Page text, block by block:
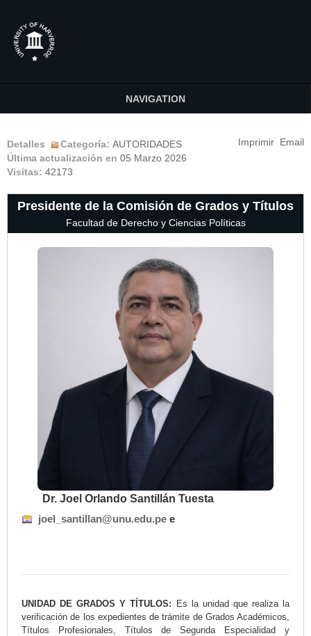
NAVIGATION
Imprimir Email
Detalles Categoría: AUTORIDADES
Última actualización en 05 Marzo 2026
Visitas: 42173
Presidente de la Comisión de Grados y Títulos
Facultad de Derecho y Ciencias Políticas
Dr. Joel Orlando Santillán Tuesta
joel_santillan@unu.edu.pe e
UNIDAD DE GRADOS Y TÍTULOS: Es la unidad que realiza la
verificación de los expedientes de trámite de Grados Académicos,
Títulos Profesionales, Títulos de Segunda Especialidad y